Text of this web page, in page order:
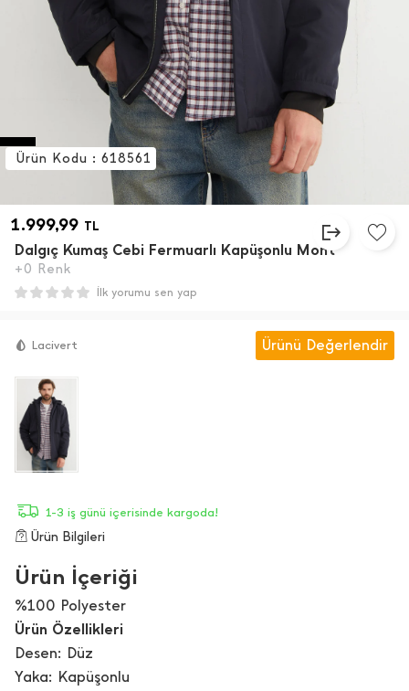
1.999,99 TL
Dalgıç Kumaş Cebi Fermuarlı Kapüşonlu Mont
+0 Renk
Ürün Kodu : 618561
İlk yorumu sen yap
Lacivert Ürünü Değerlendir
1-3 iş günü içerisinde kargoda!
Ürün Bilgileri
Ürün İçeriği
%100 Polyester
Ürün Özellikleri
Desen: Düz
Yaka: Kapüşonlu